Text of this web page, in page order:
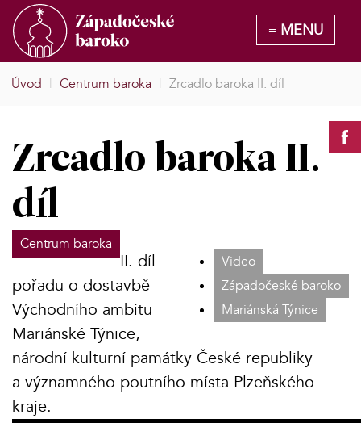
Úvod | Centrum baroka | Zrcadlo baroka II. díl
Zrcadlo baroka II.
díl
Centrum baroka
Video
Západočeské baroko
Mariánská Týnice
II. díl
pořadu o dostavbě
Východního ambitu
Mariánské Týnice,
národní kulturní památky České republiky
a významného poutního místa Plzeňského
kraje.